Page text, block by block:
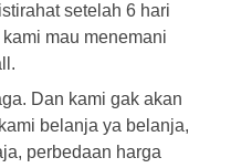
setelah 6 hari
mau menemani
Dan kami gak akan
belanja ya belanja,
perbedaan harga